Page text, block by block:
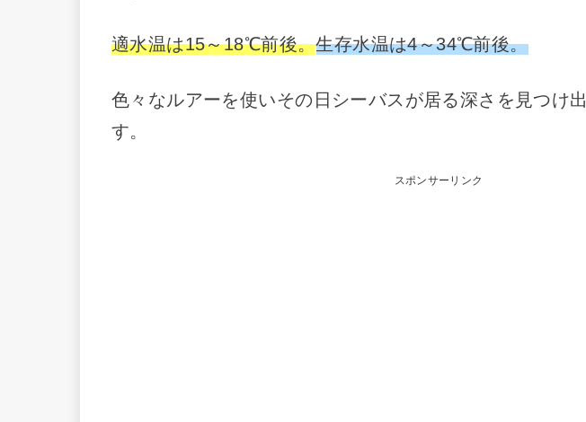
適水温は15～18℃前後。生存水温は4～34℃前後。
色々なルアーを使いその日シーバスが居る深さを見つけ
す。
スポンサーリンク